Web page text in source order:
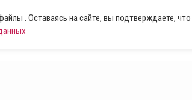
. Оставаясь на сайте, вы подтверждаете, что